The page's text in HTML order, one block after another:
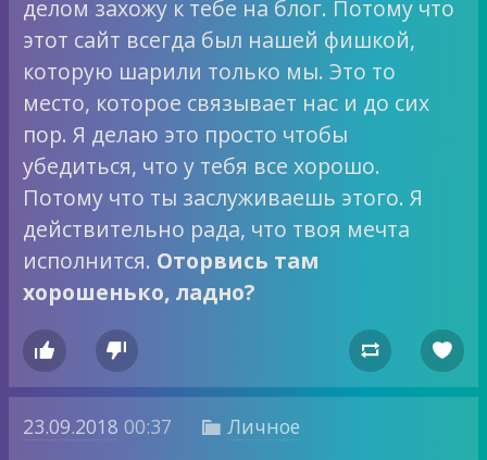
делом захожу к тебе на блог. Потому что
этот сайт всегда был нашей фишкой,
которую шарили только мы. Это то
место, которое связывает нас и до сих
пор. Я делаю это просто чтобы
убедиться, что у тебя все хорошо.
Потому что ты заслуживаешь этого. Я
действительно рада, что твоя мечта
исполнится. Оторвись там
хорошенько, ладно?
   
23.09.2018 00:37  Личное